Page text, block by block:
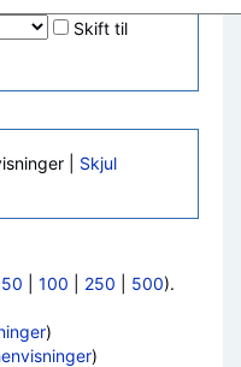
Skift til
| Skjul
50 100 250 500).
)
)